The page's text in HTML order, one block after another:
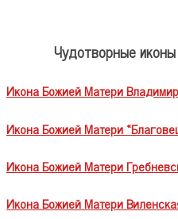
Чудотворные иконы
Икона Божией Матери
Икона Божией Матери
Икона Божией Матери
Икона Божией Матери